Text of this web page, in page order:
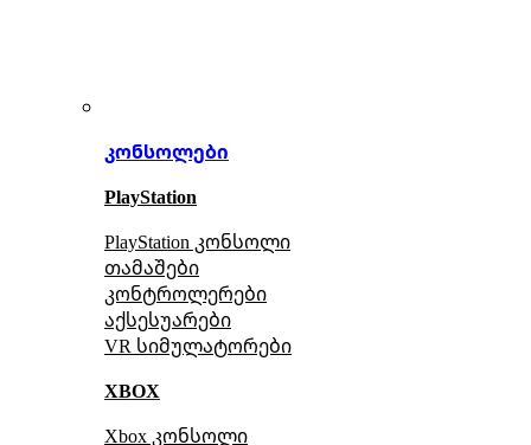
კონსოლები
PlayStation
PlayStation კონსოლი
თამაშები
კონტროლერები
აქსესუარები
VR სიმულატორები
XBOX
Xbox კონსოლი